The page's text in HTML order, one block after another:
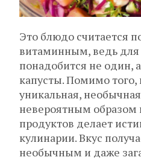
Это блюдо считается
витаминным, ведь для
понадобится не один,
капусты. Помимо того,
уникальная,
невероятным
продуктов делает
кулинарии. Вкус
необычным и даже